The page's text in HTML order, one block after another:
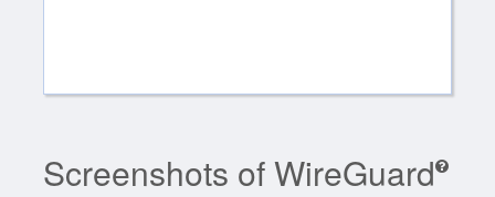
Screenshots of WireGuard